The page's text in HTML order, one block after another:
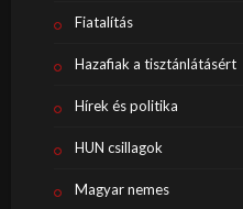
Fiatalítás
Hazafiak a tisztánlátásért
Hírek és politika
HUN csillagok
Magyar nemes